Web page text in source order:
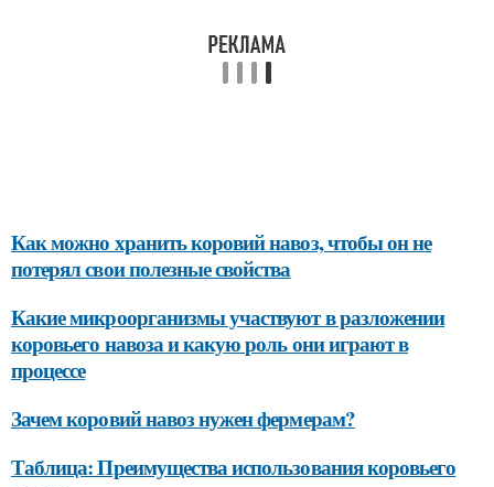
Как можно хранить коровий навоз, чтобы он не
потерял свои полезные свойства
Какие микроорганизмы участвуют в разложении
коровьего навоза и какую роль они играют в
процессе
Зачем коровий навоз нужен фермерам?
Таблица: Преимущества использования коровьего